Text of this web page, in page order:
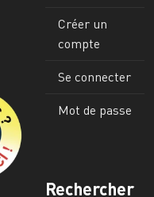
Créer un
compte
Se connecter
Mot de passe
Rechercher